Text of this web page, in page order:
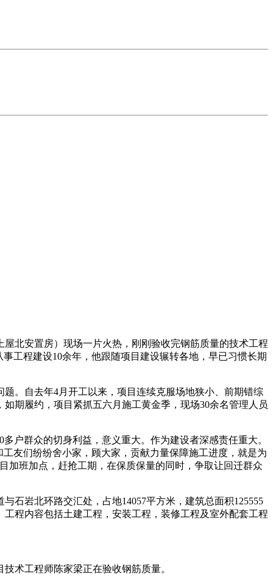
北安置房）现场一片火热，刚刚验收完钢筋质量的技术工程
工程建设10余年，他跟随项目建设辗转各地，早已习惯长期
。自去年4月开工以来，项目连续克服场地狭小、前期错综
期履约，项目紧抓五六月施工黄金季，现场30余名管理人员
户群众的切身利益，意义重大。作为建设者深感责任重大。
友们纷纷舍小家，顾大家，贡献力量保障施工进度，就是为
加班加点，赶抢工期，在保质保量的同时，争取让回迁群众
石岩北环路交汇处，占地14057平方米，建筑总面积125555
程内容包括土建工程，安装工程，装修工程及室外配套工程
术工程师陈家梁正在验收钢筋质量。